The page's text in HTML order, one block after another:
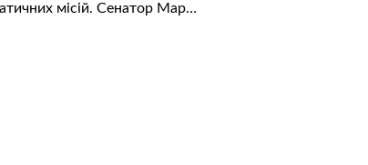
місій. Сенатор Мар…